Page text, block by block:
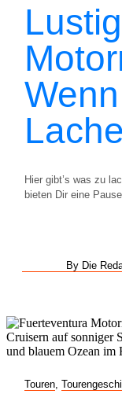
Hier gibt’s was zu
bieten Dir eine
By Die
Touren